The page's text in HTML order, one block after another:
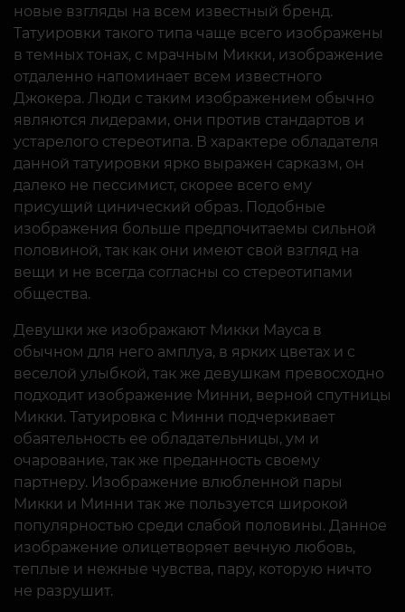
новые взгляды на всем известный бренд.
Татуировки такого типа чаще всего изображены
в темных тонах, с мрачным Микки, изображение
отдаленно напоминает всем известного
Джокера. Люди с таким изображением обычно
являются лидерами, они против стандартов и
устарелого стереотипа. В характере обладателя
данной татуировки ярко выражен сарказм, он
далеко не пессимист, скорее всего ему
присущий цинический образ. Подобные
изображения больше предпочитаемы сильной
половиной, так как они имеют свой взгляд на
вещи и не всегда согласны со стереотипами
общества.
Девушки же изображают Микки Мауса в
обычном для него амплуа, в ярких цветах и с
веселой улыбкой, так же девушкам превосходно
подходит изображение Минни, верной спутницы
Микки. Татуировка с Минни подчеркивает
обаятельность ее обладательницы, ум и
очарование, так же преданность своему
партнеру. Изображение влюбленной пары
Микки и Минни так же пользуется широкой
популярностью среди слабой половины. Данное
изображение олицетворяет вечную любовь,
теплые и нежные чувства, пару, которую ничто
не разрушит.